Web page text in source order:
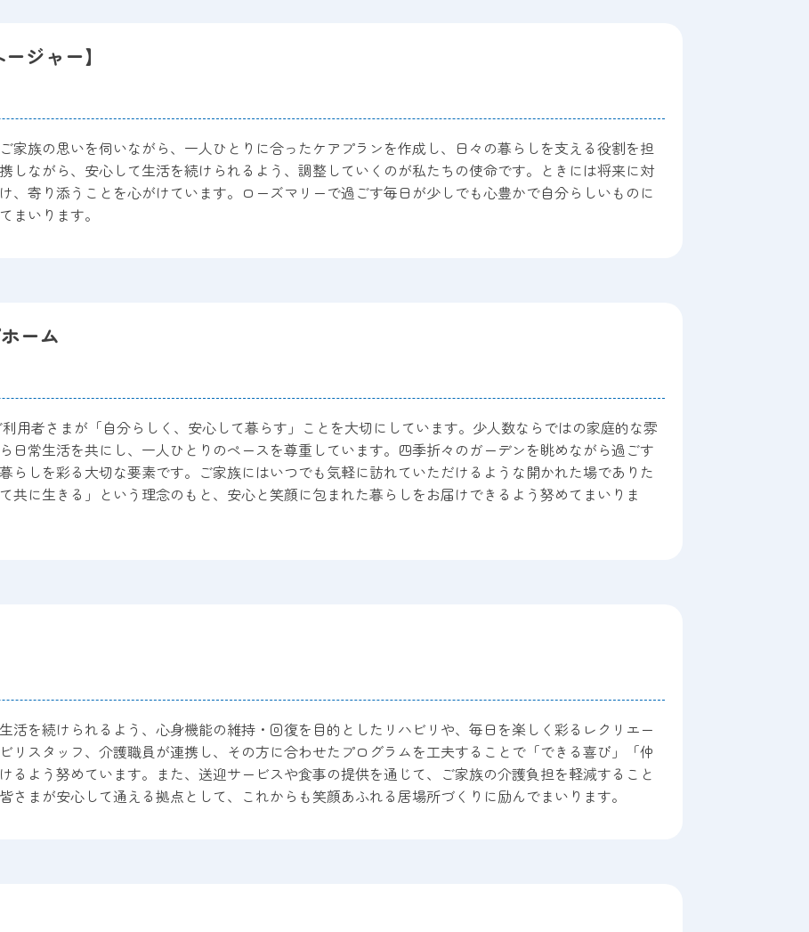
ジャー】
家族の思いを伺いながら、一人ひとりに合ったケアプランを作成し、日々の暮らしを支える役割を担
しながら、安心して生活を続けられるよう、調整していくのが私たちの使命です。ときには将来に対
、寄り添うことを心がけています。ローズマリーで過ごす毎日が少しでも心豊かで自分らしいものに
まいります。
ーム
用者さまが「自分らしく、安心して暮らす」ことを大切にしています。少人数ならではの家庭的な雰
日常生活を共にし、一人ひとりのペースを尊重しています。四季折々のガーデンを眺めながら過ごす
らしを彩る大切な要素です。ご家族にはいつでも気軽に訪れていただけるような開かれた場でありた
共に生きる」という理念のもと、安心と笑顔に包まれた暮らしをお届けできるよう努めてまいりま
活を続けられるよう、心身機能の維持・回復を目的としたリハビリや、毎日を楽しく彩るレクリエー
リスタッフ、介護職員が連携し、その方に合わせたプログラムを工夫することで「できる喜び」「仲
るよう努めています。また、送迎サービスや食事の提供を通じて、ご家族の介護負担を軽減すること
さまが安心して通える拠点として、これからも笑顔あふれる居場所づくりに励んでまいります。